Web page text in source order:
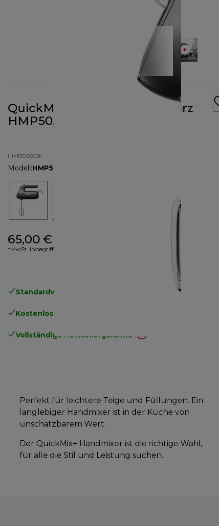
QuickMix+ Handmixer Schwarz
HMP50.000BK
HMP50.000BK
Modell:HMP50.000BK
65,00 €
*MwSt. inbegriffen
Standardversand kostenlos
Kostenlose Rücksendungen
Vollständige Herstellergarantie .
Perfekt für leichtere Teige und Füllungen. Ein
langlebiger Handmixer ist in der Küche von
unschätzbarem Wert.
Der QuickMix+ Handmixer ist die richtige Wahl,
für alle die Stil und Leistung suchen.